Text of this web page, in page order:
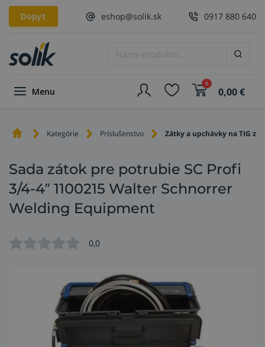
Dopyt eshop@solik.sk 0917 880 640
Menu
0
0,00€
Kategórie Príslušenstvo Zátky a upchávky na TIG
Sada zátok pre potrubie SC Profi
3/4-4″ 1100215 Walter Schnorrer
Welding Equipment
0,0